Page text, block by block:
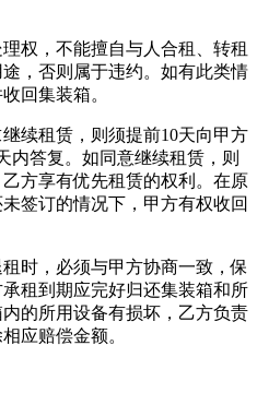
权，不能擅自与人合租、转租
，否则属于违约。如有此类情
回集装箱。
续租赁，则须提前10天向甲方
内答复。如同意继续租赁，则
方享有优先租赁的权利。在原
签订的情况下，甲方有权收回
时，必须与甲方协商一致，保
租到期应完好归还集装箱和所
的所用设备有损坏，乙方负责
应赔偿金额。